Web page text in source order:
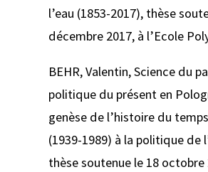
l’eau (1853-2017), thèse
décembre 2017, à l’Ecole
BEHR, Valentin,Science du
politique du présent en
genèse de l’histoire du
(1939-1989) à la politique de
thèse soutenue le 18 octobre